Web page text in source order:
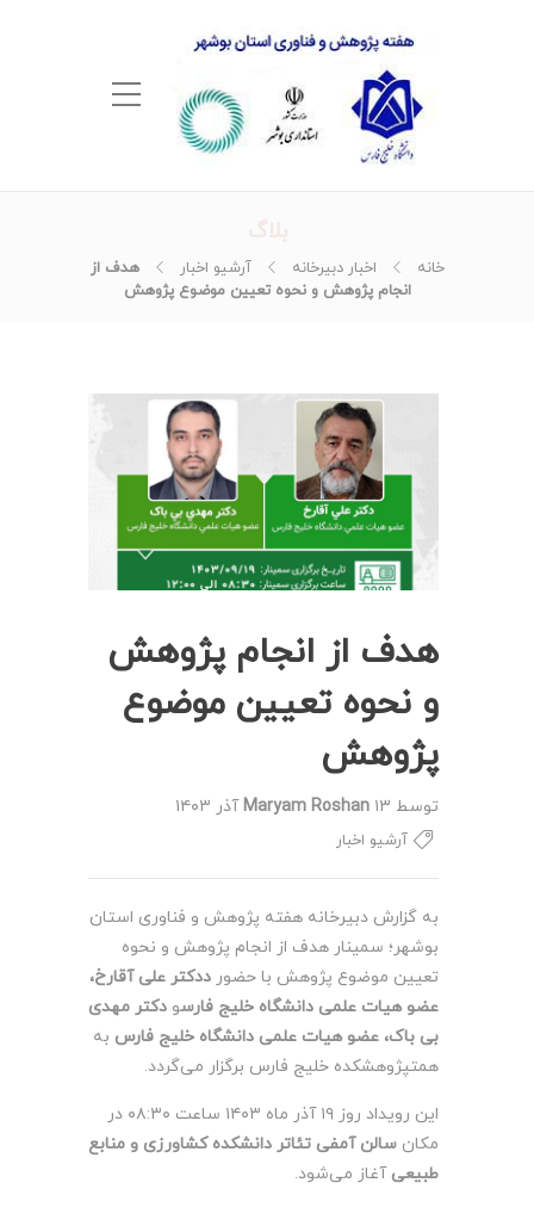
خانه اخبار دبیرخانه آرشیو اخبار
هدف از
انجام پژوهش و نحوه تعیین موضوع پژوهش
هدف از انجام پژوهش
و نحوه تعیین موضوع
پژوهش
توسط Maryam Roshan ۱۳ آذر ۱۴۰۳
آرشیو اخبار
به گزارش دبیرخانه هفته پژوهش و فناوری استان
بوشهر؛ سمینار هدف از انجام پژوهش و نحوه
تعیین موضوع پژوهش با حضور ددکتر علی آقارخ،
عضو هیات علمی دانشگاه خلیج فارسو دکتر مهدی
بی باک، عضو هیات علمی دانشگاه خلیج فارس به
همتپژوهشکده خلیج فارس برگزار می‌گردد.
این رویداد روز ۱۹ آذر ماه ۱۴۰۳ ساعت ۰۸:۳۰ در
مکان سالن آمفی تئاتر دانشکده کشاورزی و منابع
طبیعی آغاز می‌شود.